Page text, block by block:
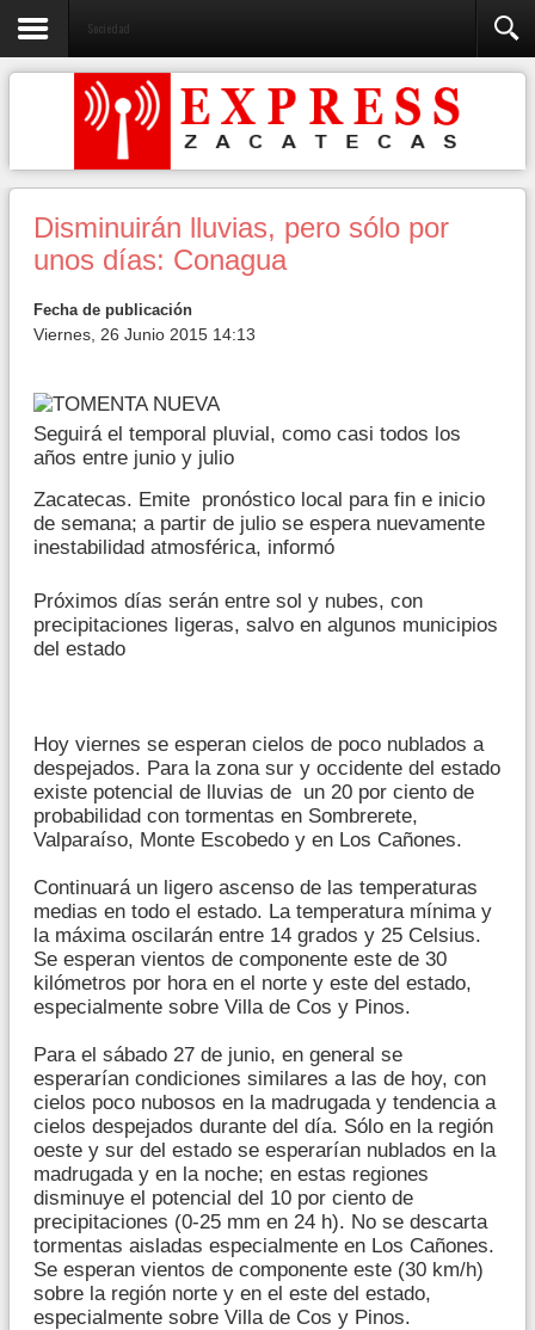
Sociedad
Disminuirán lluvias, pero sólo por
unos días: Conagua
Fecha de publicación
Viernes, 26 Junio 2015 14:13
Seguirá el temporal pluvial, como casi todos los
años entre junio y julio
Zacatecas. Emite pronóstico local para fin e inicio
de semana; a partir de julio se espera nuevamente
inestabilidad atmosférica, informó
Próximos días serán entre sol y nubes, con
precipitaciones ligeras, salvo en algunos municipios
del estado
Hoy viernes se esperan cielos de poco nublados a
despejados. Para la zona sur y occidente del estado
existe potencial de lluvias de un 20 por ciento de
probabilidad con tormentas en Sombrerete,
Valparaíso, Monte Escobedo y en Los Cañones.
Continuará un ligero ascenso de las temperaturas
medias en todo el estado. La temperatura mínima y
la máxima oscilarán entre 14 grados y 25 Celsius.
Se esperan vientos de componente este de 30
kilómetros por hora en el norte y este del estado,
especialmente sobre Villa de Cos y Pinos.
Para el sábado 27 de junio, en general se
esperarían condiciones similares a las de hoy, con
cielos poco nubosos en la madrugada y tendencia a
cielos despejados durante del día. Sólo en la región
oeste y sur del estado se esperarían nublados en la
madrugada y en la noche; en estas regiones
disminuye el potencial del 10 por ciento de
precipitaciones (0-25 mm en 24 h). No se descarta
tormentas aisladas especialmente en Los Cañones.
Se esperan vientos de componente este (30 km/h)
sobre la región norte y en el este del estado,
especialmente sobre Villa de Cos y Pinos.